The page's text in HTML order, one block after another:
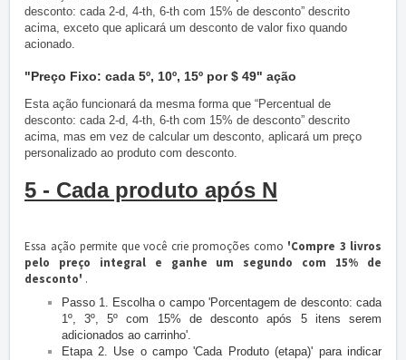
desconto: cada 2-d, 4-th, 6-th com 15% de desconto” descrito
acima, exceto que aplicará um desconto de valor fixo quando
acionado.
"Preço Fixo: cada 5º, 10º, 15º por $ 49" ação
Esta ação funcionará da mesma forma que “Percentual de
desconto: cada 2-d, 4-th, 6-th com 15% de desconto” descrito
acima, mas em vez de calcular um desconto, aplicará um preço
personalizado ao produto com desconto.
5 - Cada produto após N
Essa ação permite que você crie promoções como 'Compre 3 livros
pelo preço integral e ganhe um segundo com 15% de
desconto' .
Passo 1. Escolha o campo 'Porcentagem de desconto: cada
1º, 3º, 5º com 15% de desconto após 5 itens serem
adicionados ao carrinho'.
Etapa 2. Use o campo 'Cada Produto (etapa)' para indicar